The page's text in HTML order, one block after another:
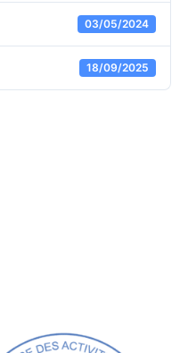
03/05/2024
18/09/2025